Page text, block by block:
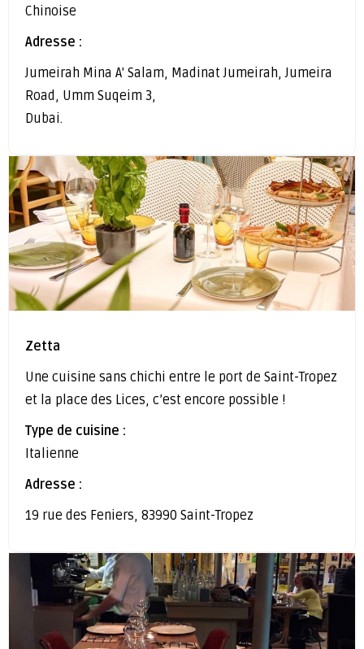
Chinoise
Adresse :
Jumeirah Mina A' Salam, Madinat Jumeirah, Jumeira
Road, Umm Suqeim 3,
Dubai.
Zetta
Une cuisine sans chichi entre le port de Saint-Tropez
et la place des Lices, c’est encore possible !
Type de cuisine :
Italienne
Adresse :
19 rue des Feniers, 83990 Saint-Tropez